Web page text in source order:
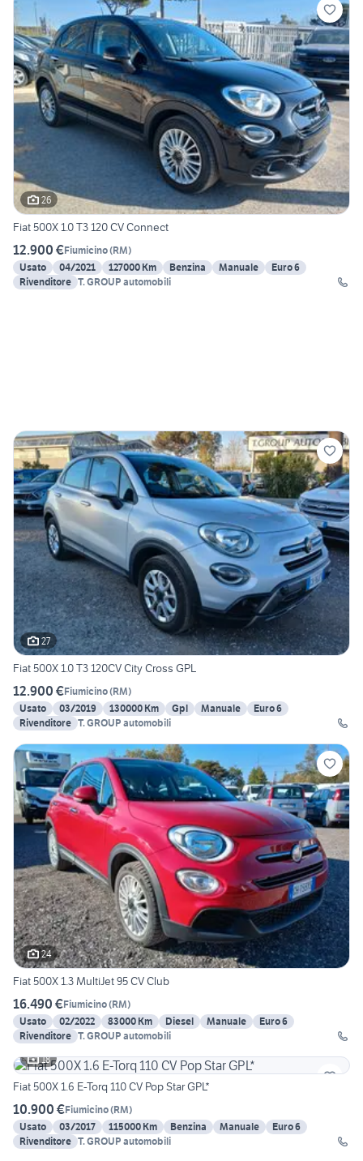
26
Fiat 500X 1.0 T3 120 CV Connect
12.900 €Fiumicino(RM)
Usato
04/2021 127000 Km Benzina Manuale
Euro 6
Rivenditore T. GROUP automobili
27
Fiat 500X 1.0 T3 120CV City Cross GPL
12.900 €Fiumicino(RM)
Usato
03/2019 130000 Km Gpl Manuale
Euro 6
Rivenditore T. GROUP automobili
24
Fiat 500X 1.3 MultiJet 95 CV Club
16.490 €Fiumicino(RM)
Usato
02/2022 83000 Km Diesel Manuale
Euro 6
Rivenditore T. GROUP automobili
18
Fiat 500X 1.6 E-Torq 110 CV Pop Star GPL*
10.900 €Fiumicino(RM)
Usato
03/2017 115000 Km Benzina Manuale
Euro 6
Rivenditore T. GROUP automobili